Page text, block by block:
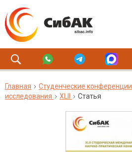
Главная Студенческие конференции
исследования
XLII Статья